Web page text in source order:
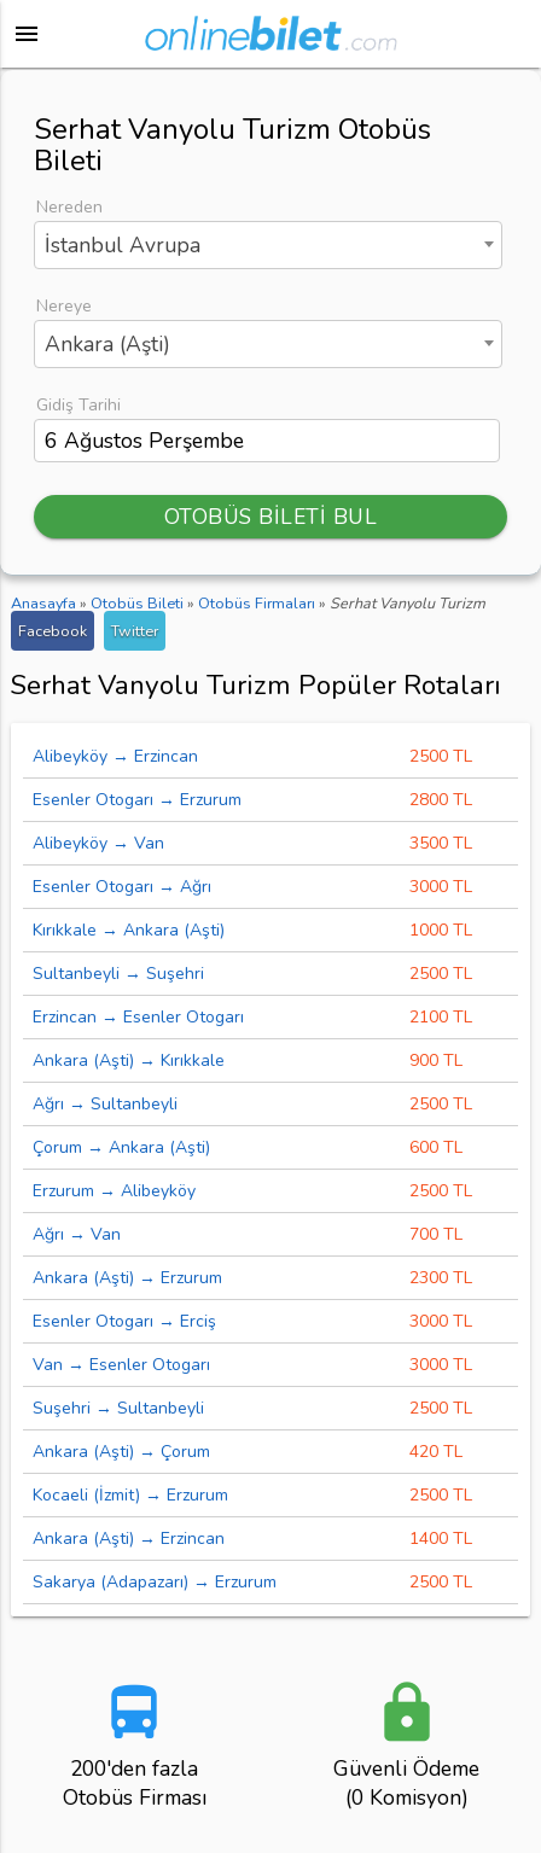
menu
Serhat Vanyolu Turizm Otobüs
Bileti
Nereden
İstanbul Avrupa
Nereye
Ankara (Aşti)
Gidiş Tarihi
OTOBÜS BİLETİ BUL
Anasayfa » Otobüs Bileti » Otobüs Firmaları » Serhat Vanyolu Turizm
Facebook
Twitter
Serhat Vanyolu Turizm Popüler Rotaları
Alibeyköy → Erzincan
2500 TL
Esenler Otogarı → Erzurum
2800 TL
Alibeyköy → Van
3500 TL
Esenler Otogarı → Ağrı
3000 TL
Kırıkkale → Ankara (Aşti)
1000 TL
Sultanbeyli → Suşehri
2500 TL
Erzincan → Esenler Otogarı
2100 TL
Ankara (Aşti) → Kırıkkale
900 TL
Ağrı → Sultanbeyli
2500 TL
Çorum → Ankara (Aşti)
600 TL
Erzurum → Alibeyköy
2500 TL
Ağrı → Van
700 TL
Ankara (Aşti) → Erzurum
2300 TL
Esenler Otogarı → Erciş
3000 TL
Van → Esenler Otogarı
3000 TL
Suşehri → Sultanbeyli
2500 TL
Ankara (Aşti) → Çorum
420 TL
Kocaeli (İzmit) → Erzurum
2500 TL
Ankara (Aşti) → Erzincan
1400 TL
Sakarya (Adapazarı) → Erzurum
2500 TL
directions_bus
200'den fazla
Otobüs Firması
lock
Güvenli Ödeme
(0 Komisyon)